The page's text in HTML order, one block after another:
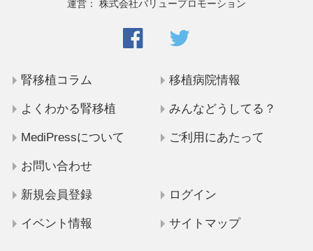
運営： 株式会社バリュープロモーション
腎移植コラム 移植病院情報
よくわかる腎移植 みんなどうしてる？
MediPressについて ご利用にあたって
お問い合わせ
新規会員登録 ログイン
イベント情報 サイトマップ